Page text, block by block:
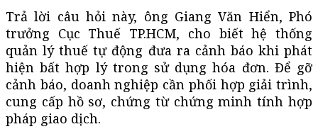
Trả lời câu hỏi này, ông Giang Văn Hiển, Phó
trưởng Cục Thuế TP.HCM, cho biết hệ thống
quản lý thuế tự động đưa ra cảnh báo khi phát
hiện bất hợp lý trong sử dụng hóa đơn. Để gỡ
cảnh báo, doanh nghiệp cần phối hợp giải trình,
cung cấp hồ sơ, chứng từ chứng minh tính hợp
pháp giao dịch.